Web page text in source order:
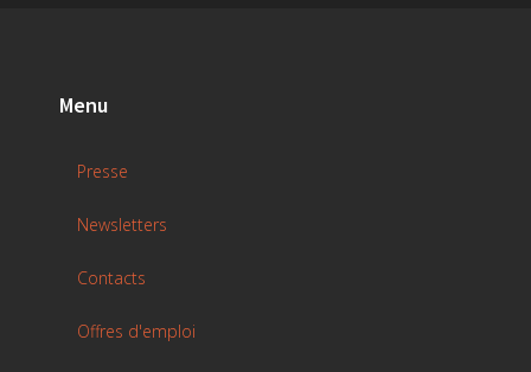
Menu
Presse
Newsletters
Contacts
Offres d'emploi